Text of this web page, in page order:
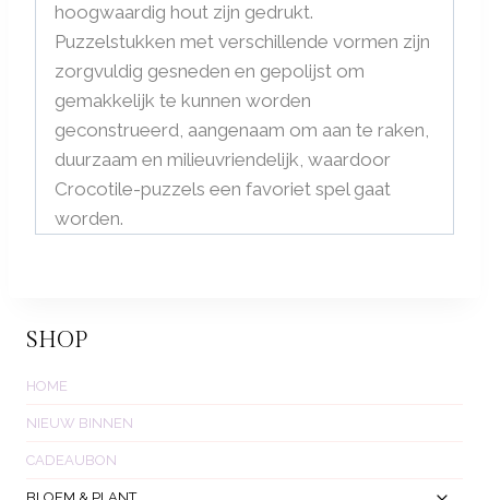
hoogwaardig hout zijn gedrukt.
Puzzelstukken met verschillende vormen zijn
zorgvuldig gesneden en gepolijst om
gemakkelijk te kunnen worden
geconstrueerd, aangenaam om aan te raken,
duurzaam en milieuvriendelijk, waardoor
Crocotile-puzzels een favoriet spel gaat
worden.
SHOP
HOME
NIEUW BINNEN
CADEAUBON